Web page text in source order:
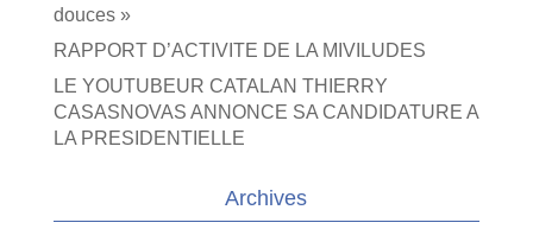
douces »
RAPPORT D’ACTIVITE DE LA MIVILUDES
LE YOUTUBEUR CATALAN THIERRY
CASASNOVAS ANNONCE SA CANDIDATURE A
LA PRESIDENTIELLE
Archives